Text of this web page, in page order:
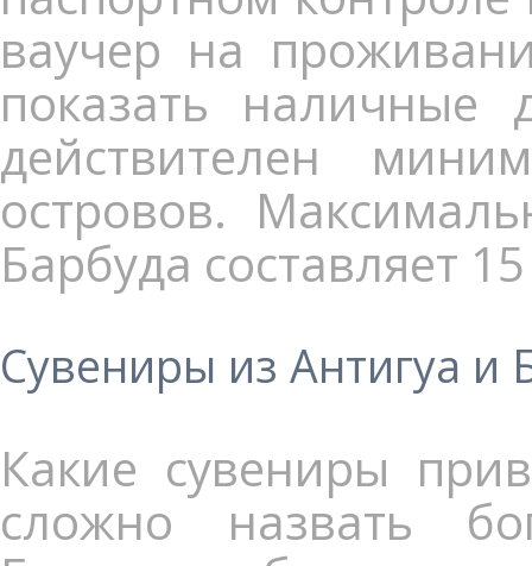
ваучер на
показать наличные
действителен
островов.
Барбуда составляет
Сувениры из Антигуа и
Какие сувениры
сложно назвать